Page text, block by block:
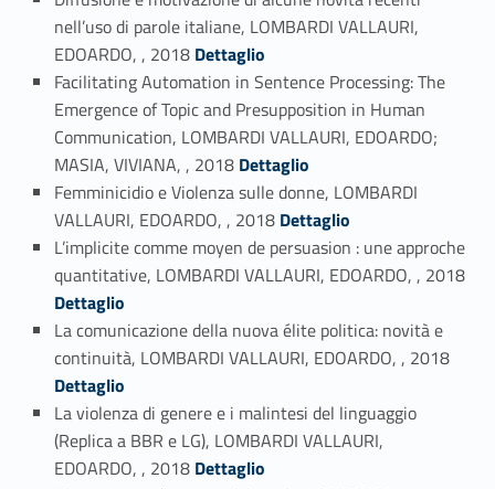
nell’uso di parole italiane, LOMBARDI VALLAURI,
EDOARDO, , 2018 Link identifier #identifier_person_171119-65
Dettaglio
Facilitating Automation in Sentence Processing: The
Emergence of Topic and Presupposition in Human
Communication, LOMBARDI VALLAURI, EDOARDO;
MASIA, VIVIANA, , 2018 Link identifier #identifier_person_38742-66
Dettaglio
Femminicidio e Violenza sulle donne, LOMBARDI
VALLAURI, EDOARDO, , 2018 Link identifier #identifier_person_179806-67
Dettaglio
L’implicite comme moyen de persuasion : une approche
quantitative, LOMBARDI VALLAURI, EDOARDO, , 2018
Dettaglio
La comunicazione della nuova élite politica: novità e
continuità, LOMBARDI VALLAURI, EDOARDO, , 2018
Dettaglio
La violenza di genere e i malintesi del linguaggio
(Replica a BBR e LG), LOMBARDI VALLAURI,
EDOARDO, , 2018 Link identifier #identifier_person_139161-70
Dettaglio